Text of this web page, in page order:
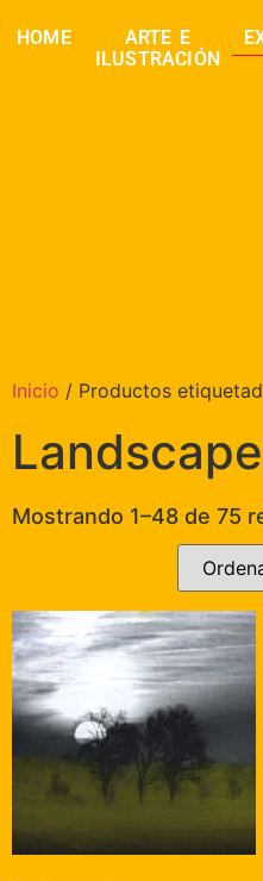
HOME
ARTE E
ILUSTRACIÓN
Inicio / Productos
Landscape
Mostrando 1–48 de 75